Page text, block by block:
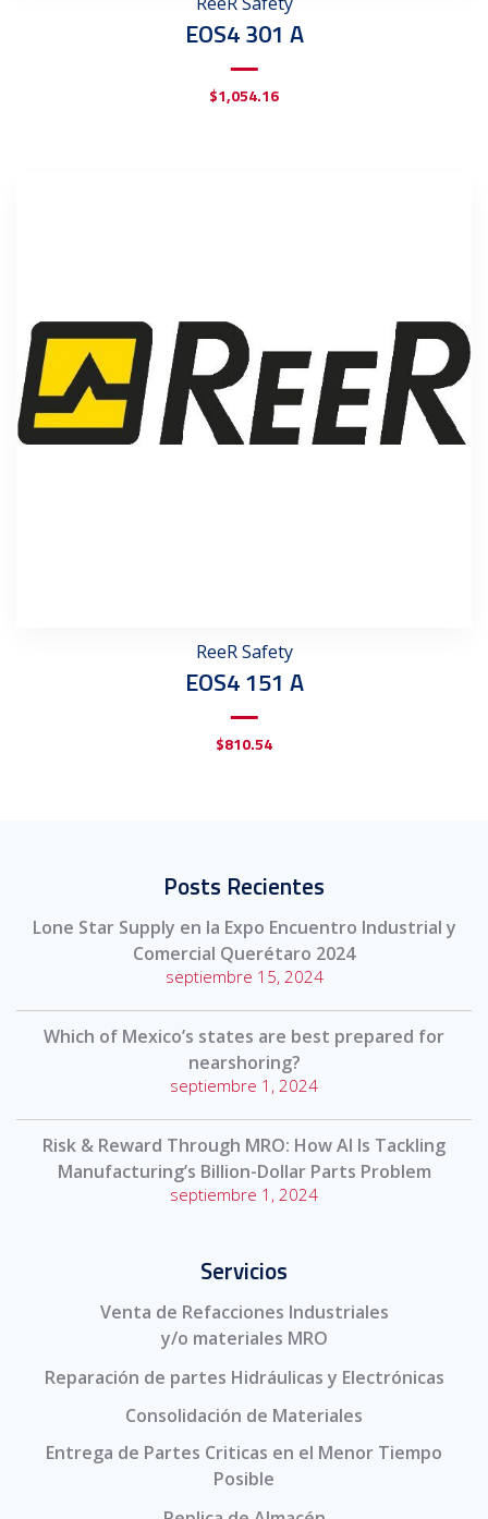
EOS4 301 A
$1,054.16
ReeR Safety
EOS4 151 A
$810.54
Posts Recientes
Lone Star Supply en la Expo Encuentro Industrial y
Comercial Querétaro 2024
septiembre 15, 2024
Which of Mexico’s states are best prepared for
nearshoring?
septiembre 1, 2024
Risk & Reward Through MRO: How AI Is Tackling
Manufacturing’s Billion-Dollar Parts Problem
septiembre 1, 2024
Servicios
Venta de Refacciones Industriales
y/o materiales MRO
Reparación de partes Hidráulicas y Electrónicas
Consolidación de Materiales
Entrega de Partes Criticas en el Menor Tiempo
Posible